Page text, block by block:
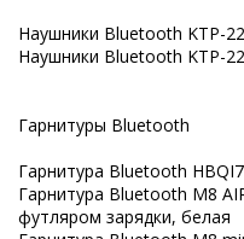
Наушники Bluetooth KTP-
Наушники Bluetooth KTP-
Гарнитуры Bluetooth
Гарнитура Bluetooth
Гарнитура Bluetooth M8
футляром зарядки, белая